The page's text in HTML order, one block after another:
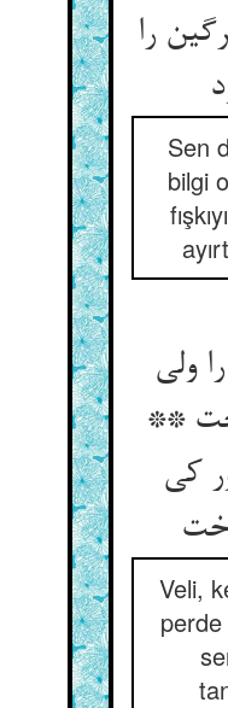
را
Sen
bilgi
ولی
**
کی
Veli,